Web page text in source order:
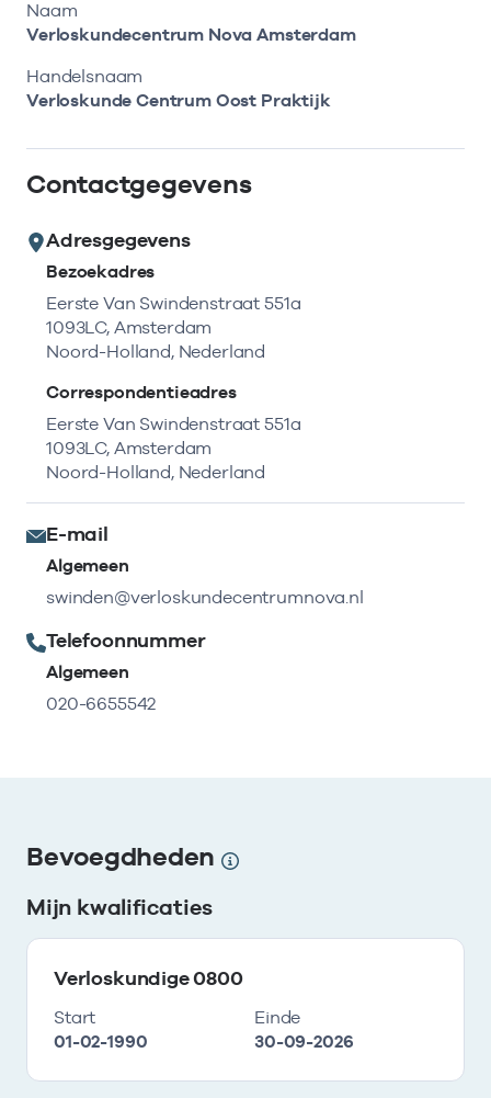
Zoeken in AGB-register
zorgaanbieder of onderneming.
Kortdurende zorg
Langdurige zorg
Gemeentezorgspiegel
Op zoek naar een rapport?
Bekijk de openbare rapporten per thema of
log in voor de besloten rapporten op
Zorgprisma.nl.
Naar openbare rapporten
Retourcodezoeker
Bekijk het aanbod
Naar hulp
Naam
Verloskundecentrum Nova Amsterdam
Handelsnaam
Verloskunde Centrum Oost Praktijk
Contactgegevens
Adresgegevens
Bezoekadres
Eerste Van Swindenstraat 551a
1093LC, Amsterdam
Noord-Holland, Nederland
Correspondentieadres
Eerste Van Swindenstraat 551a
1093LC, Amsterdam
Noord-Holland, Nederland
E-mail
Algemeen
swinden@verloskundecentrumnova.nl
Telefoonnummer
Algemeen
020-6655542
Bevoegdheden
Mijn kwalificaties
Verloskundige 0800
Start
01-02-1990
Einde
30-09-2026